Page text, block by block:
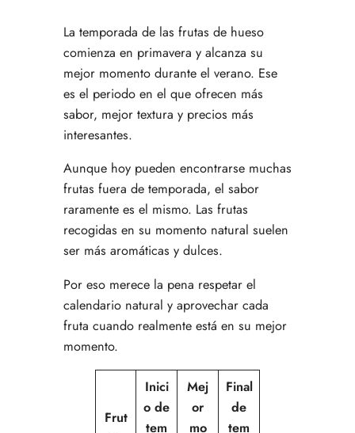
La temporada de las frutas de hueso
comienza en primavera y alcanza su
mejor momento durante el verano. Ese
es el periodo en el que ofrecen más
sabor, mejor textura y precios más
interesantes.
Aunque hoy pueden encontrarse muchas
frutas fuera de temporada, el sabor
raramente es el mismo. Las frutas
recogidas en su momento natural suelen
ser más aromáticas y dulces.
Por eso merece la pena respetar el
calendario natural y aprovechar cada
fruta cuando realmente está en su mejor
momento.
Frut
Inici
o de
tem
Mej
or
mo
Final
de
tem